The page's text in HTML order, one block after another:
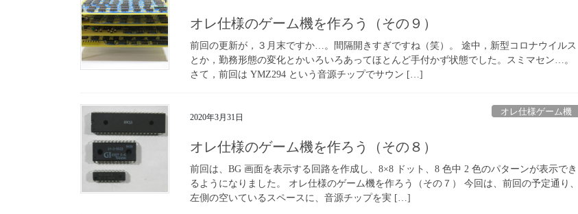
オレ仕様のゲーム機を作ろう（その９）
前回の更新が，３月末ですか…。間隔開きすぎですね（笑）。 途中，新型コロナウイルス
とか，勤務形態の変化とかいろいろあってほとんど手付かず状態でした。スミマセン…。
さて，前回は YMZ294 という音源チップでサウン […]
2020年3月31日
オレ仕様ゲーム機
オレ仕様のゲーム機を作ろう（その８）
前回は、BG 画面を表示する回路を作成し、8×8 ドット、8 色中 2 色のパターンが表示でき
るようになりました。 オレ仕様のゲーム機を作ろう（その７） 今回は、前回の予定通り、
左側の空いているスペースに、音源チップを実 […]